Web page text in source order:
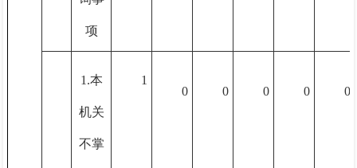
项
1.本
机关
不掌
1
0
0 0 0 0